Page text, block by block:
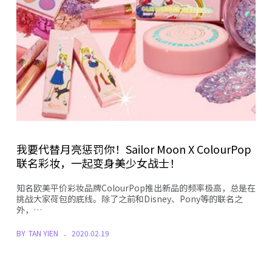
我要代替月亮惩罚你！Sailor Moon X ColourPop
联名彩妆，一起变身美少女战士！
知名欧美平价彩妆品牌ColourPop推出新品的频率极高，总是在
挑战大家荷包的底线。除了之前和Disney、Pony等的联名之
外，…
BY TAN YIEN 2020.02.19